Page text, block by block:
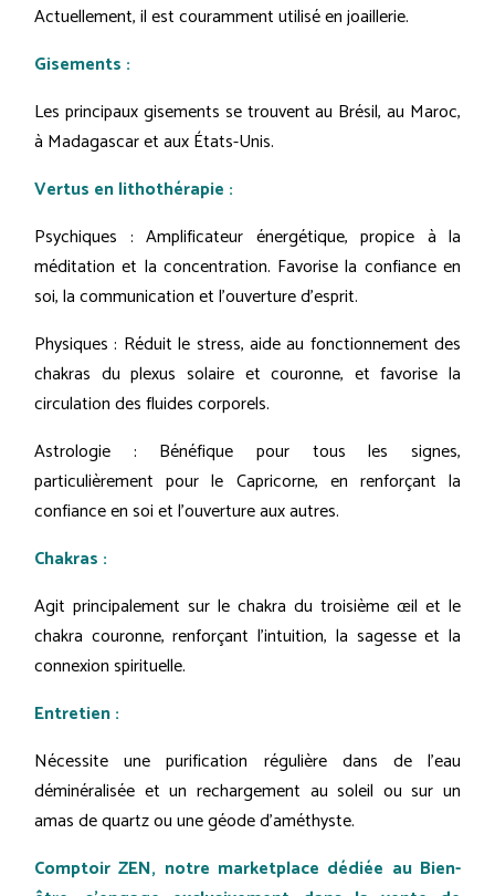
Actuellement, il est couramment utilisé en joaillerie.
Gisements :
Les principaux gisements se trouvent au Brésil, au Maroc,
à Madagascar et aux États-Unis.
Vertus en lithothérapie :
Psychiques : Amplificateur énergétique, propice à la
méditation et la concentration. Favorise la confiance en
soi, la communication et l'ouverture d'esprit.
Physiques : Réduit le stress, aide au fonctionnement des
chakras du plexus solaire et couronne, et favorise la
circulation des fluides corporels.
Astrologie : Bénéfique pour tous les signes,
particulièrement pour le Capricorne, en renforçant la
confiance en soi et l'ouverture aux autres.
Chakras :
Agit principalement sur le chakra du troisième œil et le
chakra couronne, renforçant l'intuition, la sagesse et la
connexion spirituelle.
Entretien :
Nécessite une purification régulière dans de l'eau
déminéralisée et un rechargement au soleil ou sur un
amas de quartz ou une géode d’améthyste.
Comptoir ZEN, notre marketplace dédiée au Bien-